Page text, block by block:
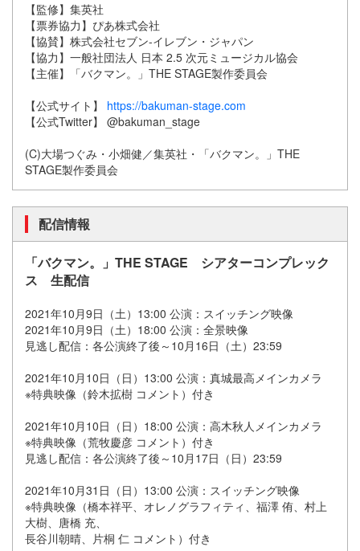
【監修】集英社
【票券協力】ぴあ株式会社
【協賛】株式会社セブン-イレブン・ジャパン
【協力】一般社団法人 日本 2.5 次元ミュージカル協会
【主催】「バクマン。」THE STAGE製作委員会
【公式サイト】 https://bakuman-stage.com
【公式Twitter】 @bakuman_stage
(C)大場つぐみ・小畑健／集英社・「バクマン。」THE
STAGE製作委員会
配信情報
「バクマン。」THE STAGE シアターコンプレック
ス 生配信
2021年10月9日（土）13:00 公演：スイッチング映像
2021年10月9日（土）18:00 公演：全景映像
見逃し配信：各公演終了後～10月16日（土）23:59
2021年10月10日（日）13:00 公演：真城最高メインカメラ
※特典映像（鈴木拡樹 コメント）付き
2021年10月10日（日）18:00 公演：高木秋人メインカメラ
※特典映像（荒牧慶彦 コメント）付き
見逃し配信：各公演終了後～10月17日（日）23:59
2021年10月31日（日）13:00 公演：スイッチング映像
※特典映像（橋本祥平、オレノグラフィティ、福澤 侑、村上
大樹、唐橋 充、
長谷川朝晴、片桐 仁 コメント）付き